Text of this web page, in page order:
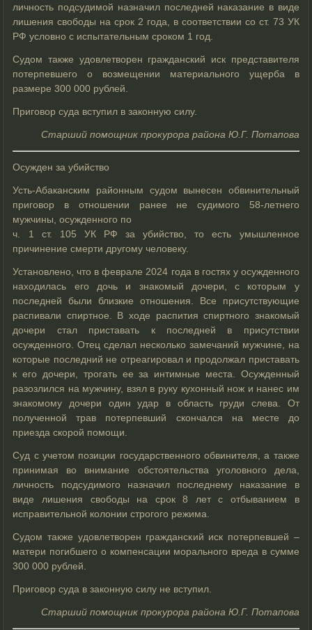
личность подсудимой назначил последней наказание в виде
лишения свободы на срок 2 года, в соответствии со ст. 73 УК
РФ условно с испытательным сроком 1 год.
Судом также удовлетворен гражданский иск представителя
потерпевшего о возмещении материального ущерба в
размере 300 000 рублей.
Приговор суда вступил в законную силу.
Старший помощник прокурора района Ю.Г. Потапова
Осужден за убийство
Усть-Абаканским районным судом вынесен обвинительный
приговор в отношении ранее не судимого 58-летнего
мужчины, осужденного по
ч. 1 ст. 105 УК РФ за убийство, то есть умышленное
причинение смерти другому человеку.
Установлено, что в феврале 2024 года в гостях у осужденного
находилась его дочь и знакомый дочери, с которым у
последней были близкие отношения. Все присутствующие
распивали спиртное. В ходе распития спиртного знакомый
дочери стал приставать к последней в присутствии
осужденного. Отец сделал несколько замечаний мужчине, на
которые последний не отреагировал и продолжал приставать
к его дочери, трогать ее за интимные места. Осужденный
разозлился на мужчину, взял в руку кухонный нож и нанес им
знакомому дочери один удар в область груди слева. От
полученной трав потерпевший скончался на месте до
приезда скорой помощи.
Суд с учетом позиции государственного обвинителя, а также
принимая во внимание обстоятельства уголовного дела,
личность подсудимого назначил последнему наказание в
виде лишения свободы на срок 8 лет с отбыванием в
исправительной колонии строгого режима.
Судом также удовлетворен гражданский иск потерпевшей –
матери погибшего о компенсации морального вреда в сумме
300 000 рублей.
Приговор суда в законную силу не вступил.
Старший помощник прокурора района Ю.Г. Потапова